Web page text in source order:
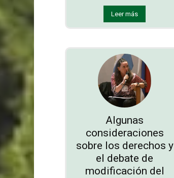
Leer más
Algunas
consideraciones
sobre los derechos y
el debate de
modificación del